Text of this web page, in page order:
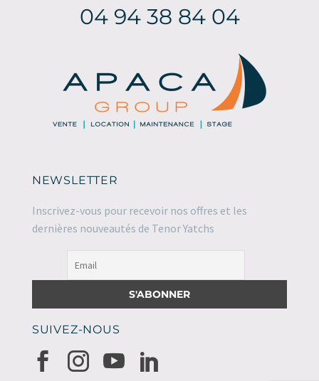
04 94 38 84 04
NEWSLETTER
Inscrivez-vous pour recevoir nos offres et les
dernières nouveautés de Tenor Yatchs
SUIVEZ-NOUS